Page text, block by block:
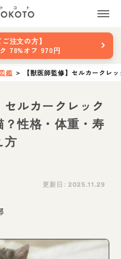
ご注文の方】
78%オフ 970円
›
鑑 ＞ 【獣医師監修】セルカークレ
セルカークレック
性格・体重・寿
方
更新日: 2025.11.29